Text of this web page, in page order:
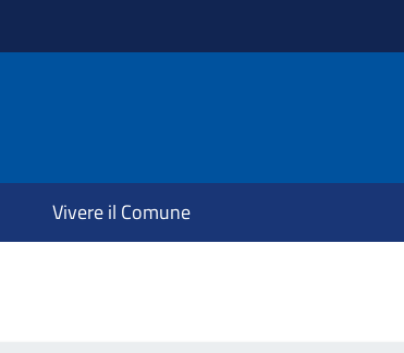
Vivere il Comune